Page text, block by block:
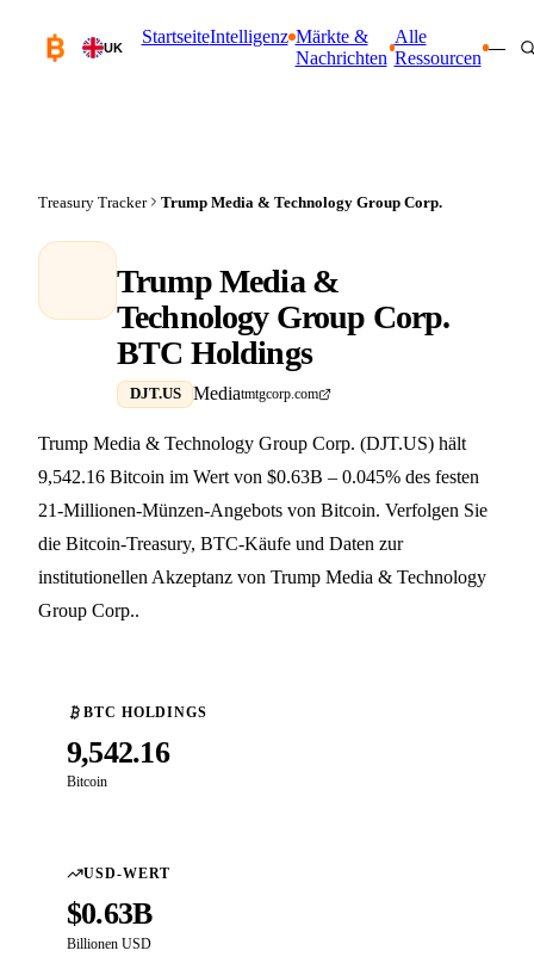
UK
StartseiteIntelligenz Märkte &
Nachrichten
Alle
Ressourcen
—
Treasury Tracker Trump Media & Technology Group Corp.
Trump Media &
Technology Group Corp.
BTC Holdings
DJT.US Mediatmtgcorp.com
Trump Media & Technology Group Corp. (DJT.US) hält
9,542.16 Bitcoin im Wert von $0.63B – 0.045% des festen
21-Millionen-Münzen-Angebots von Bitcoin. Verfolgen Sie
die Bitcoin-Treasury, BTC-Käufe und Daten zur
institutionellen Akzeptanz von Trump Media & Technology
Group Corp..
BTC HOLDINGS
9,542.16
Bitcoin
USD-WERT
$0.63B
Billionen USD